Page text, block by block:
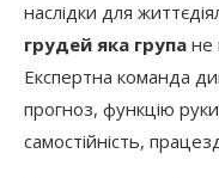
наслідки для
грудей яка група не
Експертна команда
прогноз, функцію
самостійність,